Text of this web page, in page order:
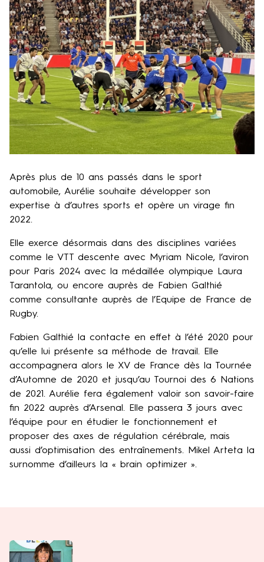
Après plus de 10 ans passés dans le sport
automobile, Aurélie souhaite développer son
expertise à d’autres sports et opère un virage fin
2022.
Elle exerce désormais dans des disciplines variées
comme le VTT descente avec Myriam Nicole, l’aviron
pour Paris 2024 avec la médaillée olympique Laura
Tarantola, ou encore auprès de Fabien Galthié
comme consultante auprès de l’Equipe de France de
Rugby.
Fabien Galthié la contacte en effet à l’été 2020 pour
qu’elle lui présente sa méthode de travail. Elle
accompagnera alors le XV de France dès la Tournée
d’Automne de 2020 et jusqu’au Tournoi des 6 Nations
de 2021. Aurélie fera également valoir son savoir-faire
fin 2022 auprès d’Arsenal. Elle passera 3 jours avec
l’équipe pour en étudier le fonctionnement et
proposer des axes de régulation cérébrale, mais
aussi d’optimisation des entraînements. Mikel Arteta la
surnomme d’ailleurs la « brain optimizer ».